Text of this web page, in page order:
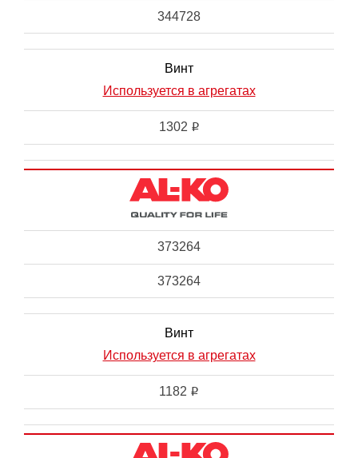
344728
Винт
Используется в агрегатах
1302 i
373264
373264
Винт
Используется в агрегатах
1182 i